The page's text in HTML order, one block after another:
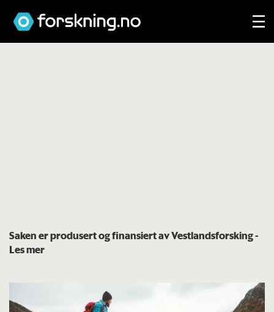
Saken er produsert og finansiert av Vestlandsforsking-
Les mer